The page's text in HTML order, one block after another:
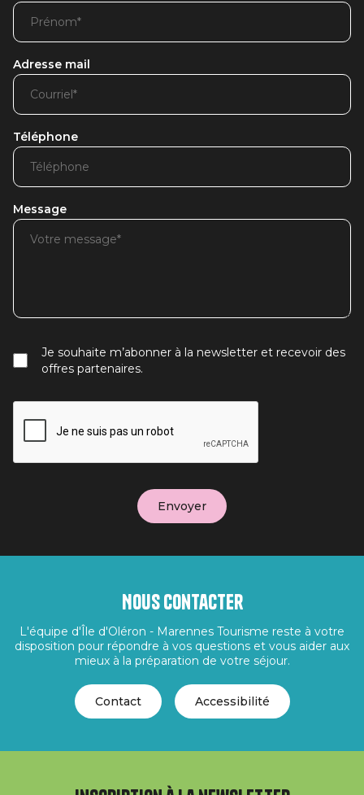
Adresse mail
Téléphone
Message
Je souhaite m’abonner à la newsletter et recevoir des
offres partenaires.
Nous contacter
L'équipe d'Île d'Oléron - Marennes Tourisme reste à votre
disposition pour répondre à vos questions et vous aider aux
mieux à la préparation de votre séjour.
Contact Accessibilité